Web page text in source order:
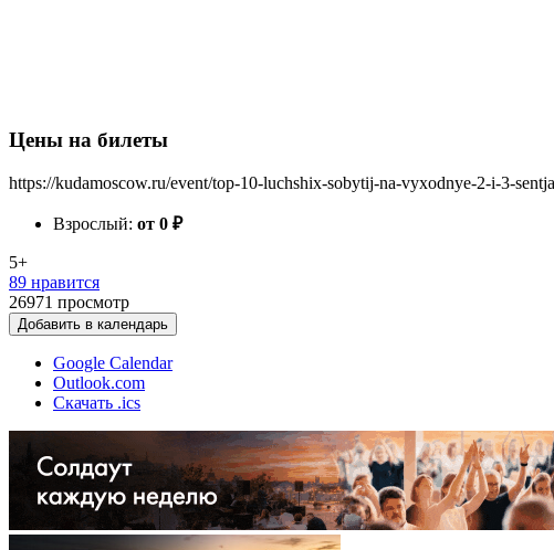
Цены на билеты
https://kudamoscow.ru/event/top-10-luchshix-sobytij-na-vyxodnye-2-i-3-
Взрослый: от 0 ₽
5+
89 нравится
26971 просмотр
Добавить в календарь
Google Calendar
Outlook.com
Скачать .ics